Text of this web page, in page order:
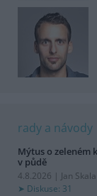
rady a návody
Mýtus o zeleném
v půdě
4.8.2026 | Jan Skala
Diskuse: 31